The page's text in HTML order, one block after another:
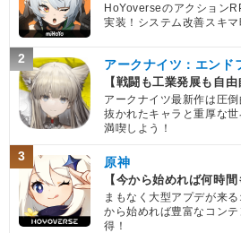
HoYoverseのアクション
実装！システム改善スキマ
2 アークナイツ：エンド
【戦闘も工業発展も自由
アークナイツ最新作は圧
抜かれたキャラと重厚な
満喫しよう！
3 原神
【今から始めれば何時間
まもなく大型アプデが来
から始めれば豊富なコン
得！